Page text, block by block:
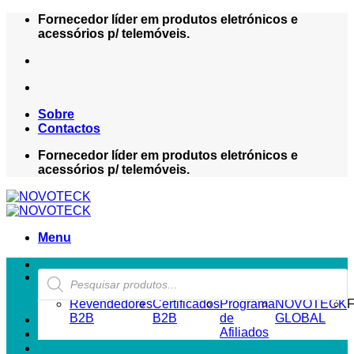
Skip
Fornecedor líder em produtos eletrónicos e
acessórios p/ telemóveis.
Sobre
Contactos
Fornecedor líder em produtos eletrónicos e
acessórios p/ telemóveis.
Menu
Products
search
ZONA REVENDEDOR-B2B
Revendedores
B2B
Certificados
B2B
Programa
de
Afiliados
NOVOTECK
GLOBAL